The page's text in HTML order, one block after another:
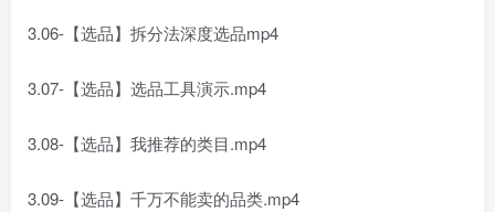
3.06-【选品】拆分法深度选品mp4
3.07-【选品】选品工具演示.mp4
3.08-【选品】我推荐的类目.mp4
3.09-【选品】千万不能卖的品类.mp4